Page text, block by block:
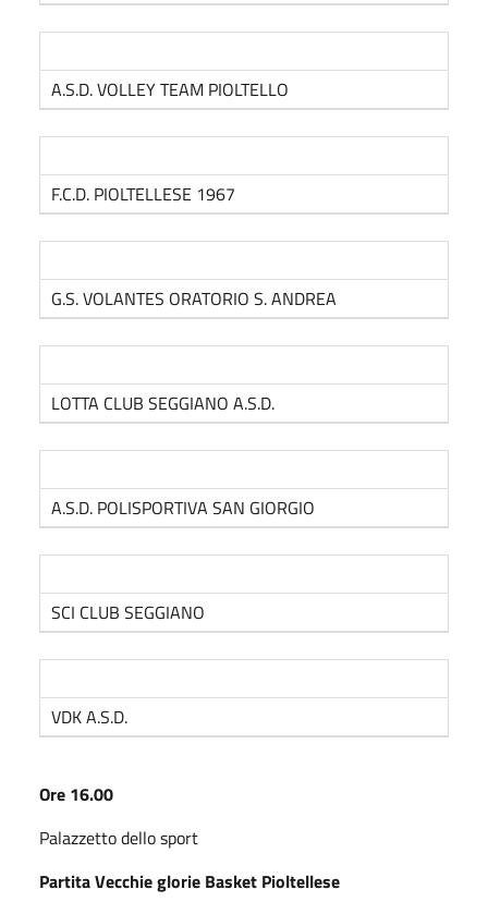
A.S.D. VOLLEY TEAM PIOLTELLO
F.C.D. PIOLTELLESE 1967
G.S. VOLANTES ORATORIO S. ANDREA
LOTTA CLUB SEGGIANO A.S.D.
A.S.D. POLISPORTIVA SAN GIORGIO
SCI CLUB SEGGIANO
VDK A.S.D.
Ore 16.00
Palazzetto dello sport
Partita Vecchie glorie Basket Pioltellese